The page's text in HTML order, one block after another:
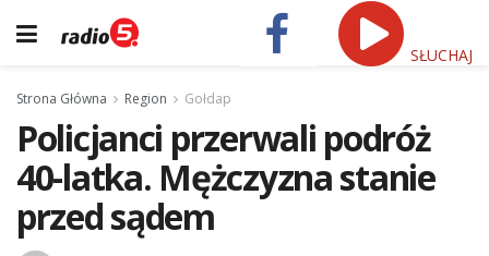
SŁUCHAJ
Strona Główna Region Gołdap
Policjanci przerwali podróż
40-latka. Mężczyzna stanie
przed sądem